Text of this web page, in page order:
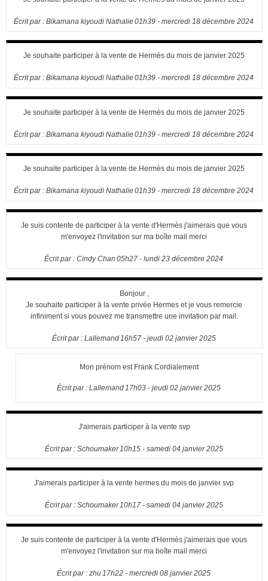
Écrit par :Bikamana kiyoudi Nathalie01h39 -mercredi 18 décembre 2024
Je souhaite participer à la vente de Hermès du mois de janvier 2025
Écrit par :Bikamana kiyoudi Nathalie01h39 -mercredi 18 décembre 2024
Je souhaite participer à la vente de Hermès du mois de janvier 2025
Écrit par :Bikamana kiyoudi Nathalie01h39 -mercredi 18 décembre 2024
Je souhaite participer à la vente de Hermès du mois de janvier 2025
Écrit par :Bikamana kiyoudi Nathalie01h39 -mercredi 18 décembre 2024
Je suis contente de participer à la vente d'Hermès j'aimerais que vous
m'envoyez l'invitation sur ma boîte mail merci
Écrit par :Cindy Chan 05h27 -lundi 23 décembre 2024
Bonjour ,
Je souhaite participer à la vente privée Hermes et je vous remercie
infiniment si vous pouvez me transmettre une invitation par mail.
Écrit par : Lallemand 16h57- jeudi 02 janvier 2025
Mon prénom est Frank Cordialement
Écrit par :Lallemand17h03 -jeudi 02 janvier 2025
J'aimerais participer à la vente svp
Écrit par : Schoumaker 10h15- samedi 04 janvier 2025
J'aimerais participer à la vente hermes du mois de janvier svp
Écrit par : Schoumaker10h17- samedi 04 janvier 2025
Je suis contente de participer à la vente d'Hermès j'aimerais que vous
m'envoyez l'invitation sur ma boîte mail merci
Écrit par :zhu17h22 -mercredi 08 janvier 2025